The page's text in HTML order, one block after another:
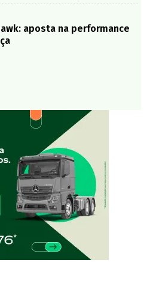
aposta na performance